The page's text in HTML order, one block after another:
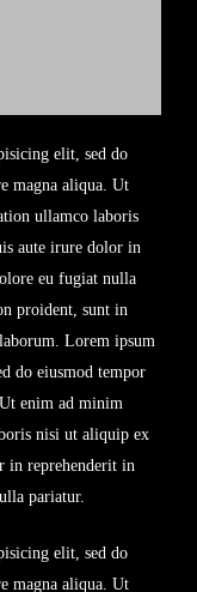
elit, sed do
magna aliqua. Ut
ullamco laboris
aute irure dolor in
eu fugiat nulla
proident, sunt in
Lorem ipsum
do eiusmod tempor
enim ad minim
nisi ut aliquip ex
in reprehenderit in
pariatur.
elit, sed do
magna aliqua. Ut